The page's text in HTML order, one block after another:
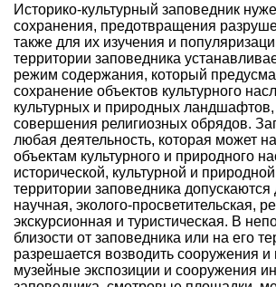
Историко-культурный заповедник
сохранения, предотвращения
также для их изучения и
территории заповедника
режим содержания, который
сохранение объектов культурного
культурных и природных
совершения религиозных обрядов.
любая деятельность, которая может
объектам культурного и природного
исторической, культурной и
территории заповедника допускаются
научная, эколого-просветительская,
экскурсионная и туристическая. В
близости от заповедника или на его
разрешается возводить сооружения
музейные экспозиции и сооружения